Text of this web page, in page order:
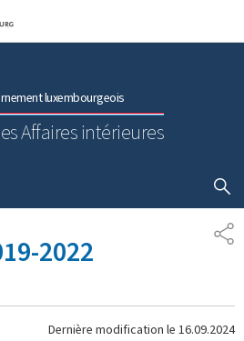
menu principal
au contenu
luxembourgeois
Affaires intérieures
2022
Dernière modification le 16.09.2024